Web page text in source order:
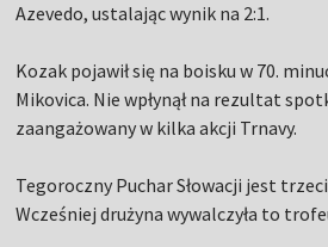
Azevedo, ustalając wynik na 2:1.
Kozak pojawił się na boisku w 70.
Mikovica. Nie wpłynął na rezultat
zaangażowany w kilka akcji Trnavy.
Tegoroczny Puchar Słowacji jest
Wcześniej drużyna wywalczyła to